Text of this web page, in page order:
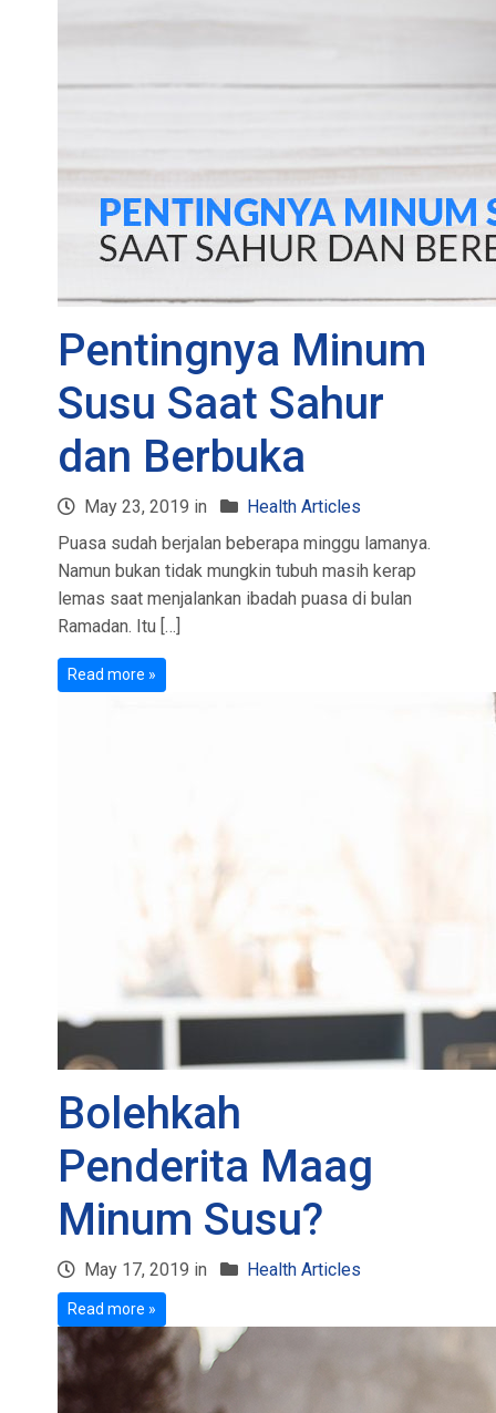
Pentingnya Minum
Susu Saat Sahur
dan Berbuka
May 23, 2019 in
Health Articles
Puasa sudah berjalan beberapa minggu lamanya.
Namun bukan tidak mungkin tubuh masih kerap
lemas saat menjalankan ibadah puasa di bulan
Ramadan. Itu […]
Read more »
Bolehkah
Penderita Maag
Minum Susu?
May 17, 2019 in Health Articles
Read more »